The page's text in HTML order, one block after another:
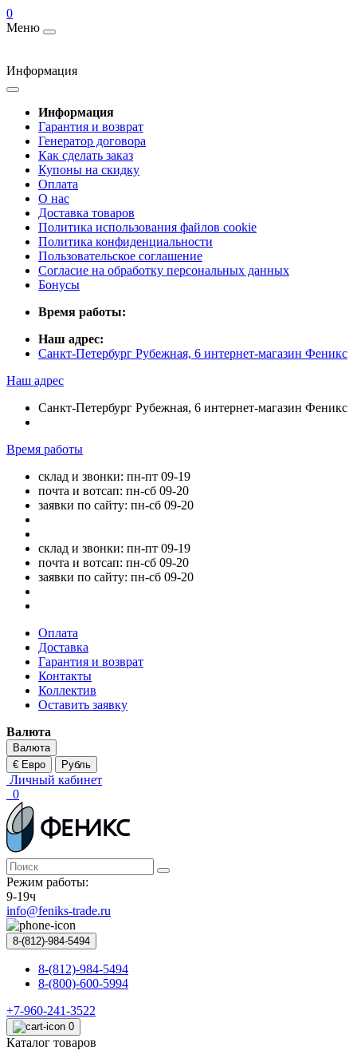
0
Меню
Информация
Информация
Гарантия и возврат
Генератор договора
Как сделать заказ
Купоны на скидку
Оплата
О нас
Доставка товаров
Политика использования файлов cookie
Политика конфиденциальности
Пользовательское соглашение
Согласие на обработку персональных данных
Бонусы
Время работы:
Наш адрес:
Санкт-Петербург Рубежная, 6 интернет-магазин Феникс
Наш адрес
Санкт-Петербург Рубежная, 6 интернет-магазин Феникс
Время работы
склад и звонки: пн-пт 09-19
почта и вотсап: пн-сб 09-20
заявки по сайту: пн-сб 09-20
склад и звонки: пн-пт 09-19
почта и вотсап: пн-сб 09-20
заявки по сайту: пн-сб 09-20
Оплата
Доставка
Гарантия и возврат
Контакты
Коллектив
Оставить заявку
Валюта
Валюта
€ Евро
Рубль
Личный кабинет
0
Режим работы:
9-19ч
info@feniks-trade.ru
8-(812)-984-5494
8-(812)-984-5494
8-(800)-600-5994
+7-960-241-3522
0
Каталог товаров